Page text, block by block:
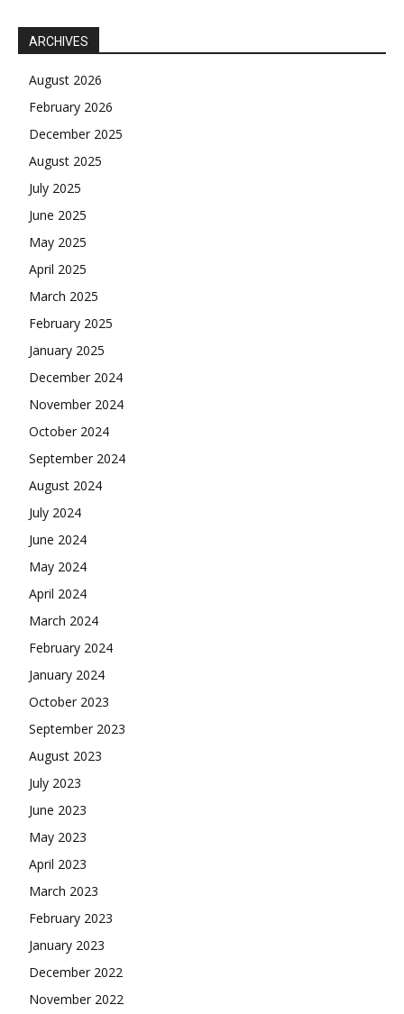
ARCHIVES
August 2026
February 2026
December 2025
August 2025
July 2025
June 2025
May 2025
April 2025
March 2025
February 2025
January 2025
December 2024
November 2024
October 2024
September 2024
August 2024
July 2024
June 2024
May 2024
April 2024
March 2024
February 2024
January 2024
October 2023
September 2023
August 2023
July 2023
June 2023
May 2023
April 2023
March 2023
February 2023
January 2023
December 2022
November 2022